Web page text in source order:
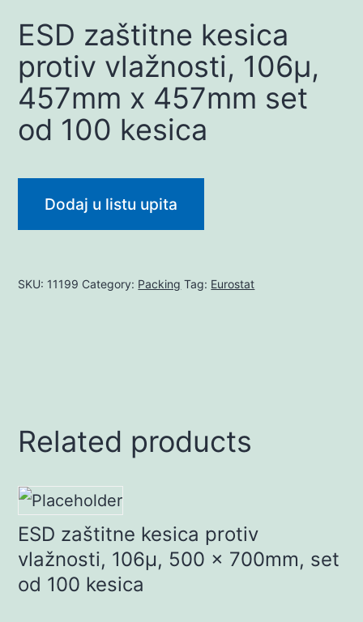
ESD zaštitne kesica
protiv vlažnosti, 106µ,
457mm x 457mm set
od 100 kesica
Dodaj u listu upita
SKU: 11199 Category: Packing Tag: Eurostat
Related products
ESD zaštitne kesica protiv
vlažnosti, 106µ, 500 x 700mm, set
od 100 kesica